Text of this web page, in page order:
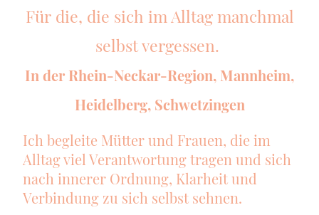
Für die, die sich im Alltag manchmal
selbst vergessen.
In der Rhein-Neckar-Region, Mannheim,
Heidelberg, Schwetzingen
Ich begleite Mütter und Frauen, die im
Alltag viel Verantwortung tragen und sich
nach innerer Ordnung, Klarheit und
Verbindung zu sich selbst sehnen.